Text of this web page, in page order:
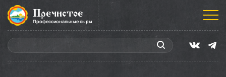
Пречистое
Профессиональные сыры